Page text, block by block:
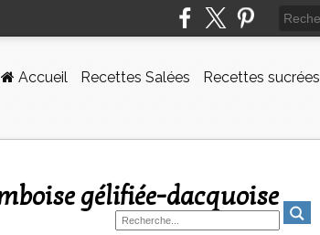
Accueil Recettes Salées Recettes sucrées